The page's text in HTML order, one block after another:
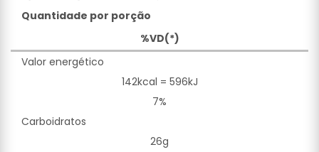
Quantidade por porção
%VD(*)
Valor energético
142kcal = 596kJ
7%
Carboidratos
26g